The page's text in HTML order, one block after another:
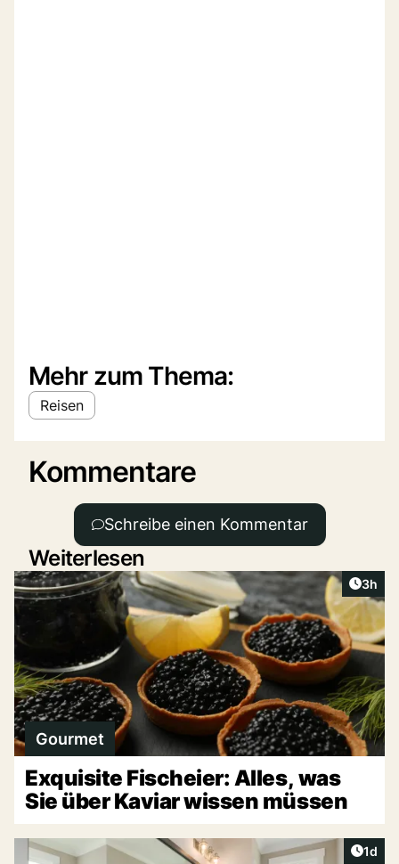
Mehr zum Thema:
Reisen
Kommentare
Schreibe einen Kommentar
Weiterlesen
3h
Gourmet
Exquisite Fischeier: Alles, was
Sie über Kaviar wissen müssen
1d